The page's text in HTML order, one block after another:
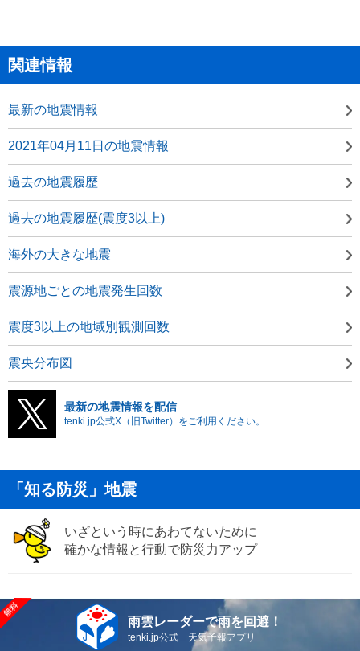
関連情報
最新の地震情報
2021年04月11日の地震情報
過去の地震履歴
過去の地震履歴(震度3以上)
海外の大きな地震
震源地ごとの地震発生回数
震度3以上の地域別観測回数
震央分布図
最新の地震情報を配信
tenki.jp公式X（旧Twitter）をご利用ください。
「知る防災」地震
いざという時にあわてないために
確かな情報と行動で防災力アップ
雨雲レーダーで雨を回避！
tenki.jp公式 天気予報アプリ